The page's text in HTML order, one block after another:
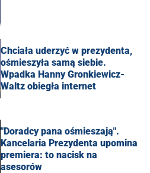
Chciała uderzyć w prezydenta,
ośmieszyła samą siebie.
Wpadka Hanny Gronkiewicz-
Waltz obiegła internet
"Doradcy pana ośmieszają".
Kancelaria Prezydenta upomina
premiera: to nacisk na
asesorów